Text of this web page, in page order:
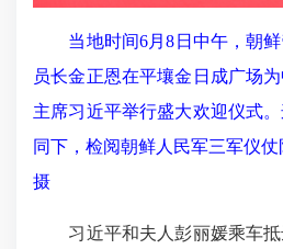
当地时间6月8日中午，朝鲜
员长金正恩在平壤金日成广场
主席习近平举行盛大欢迎仪式
同下，检阅朝鲜人民军三军仪
摄
习近平和夫人彭丽媛乘车抵